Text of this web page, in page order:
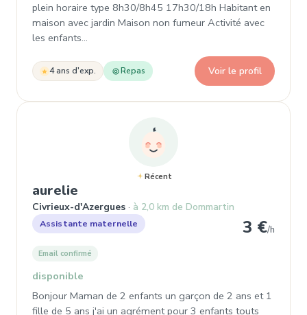
plein horaire type 8h30/8h45 17h30/18h Habitant en
maison avec jardin Maison non fumeur Activité avec
les enfants…
4 ans d'exp. Repas Voir le profil
Récent
aurelie
Civrieux-d'Azergues à 2,0 km de Dommartin
Assistante maternelle 3 €/h
Email confirmé
disponible
Bonjour Maman de 2 enfants un garçon de 2 ans et 1
fille de 5 ans j'ai un agrément pour 3 enfants touts